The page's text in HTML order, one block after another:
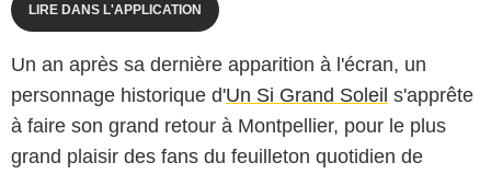
LIRE DANS L'APPLICATION
Un an après sa dernière apparition à l'écran, un
personnage historique d'Un Si Grand Soleil s'apprête
à faire son grand retour à Montpellier, pour le plus
grand plaisir des fans du feuilleton quotidien de